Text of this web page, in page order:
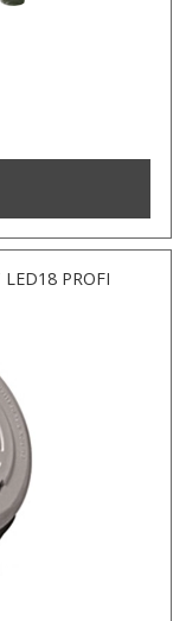
PROFI